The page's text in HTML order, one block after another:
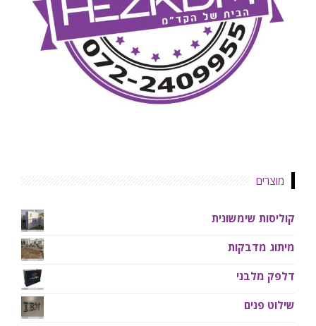
מוצרים
קוליסות שימשונית
מיתוג מדבקות
דלפק מלבני
שילוט פנים